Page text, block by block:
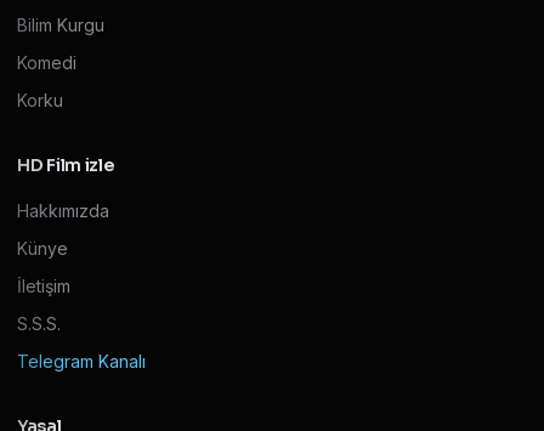
Bilim Kurgu
Komedi
Korku
HD Film izle
Hakkımızda
Künye
İletişim
S.S.S.
Telegram Kanalı
Yasal